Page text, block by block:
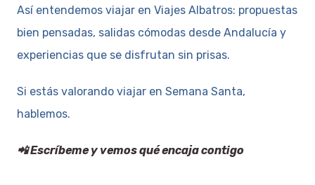
Así entendemos viajar en Viajes Albatros: propuestas
bien pensadas, salidas cómodas desde Andalucía y
experiencias que se disfrutan sin prisas.
Si estás valorando viajar en Semana Santa,
hablemos.
📲 Escríbeme y vemos qué encaja contigo